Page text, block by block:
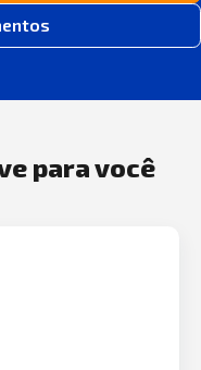
para você